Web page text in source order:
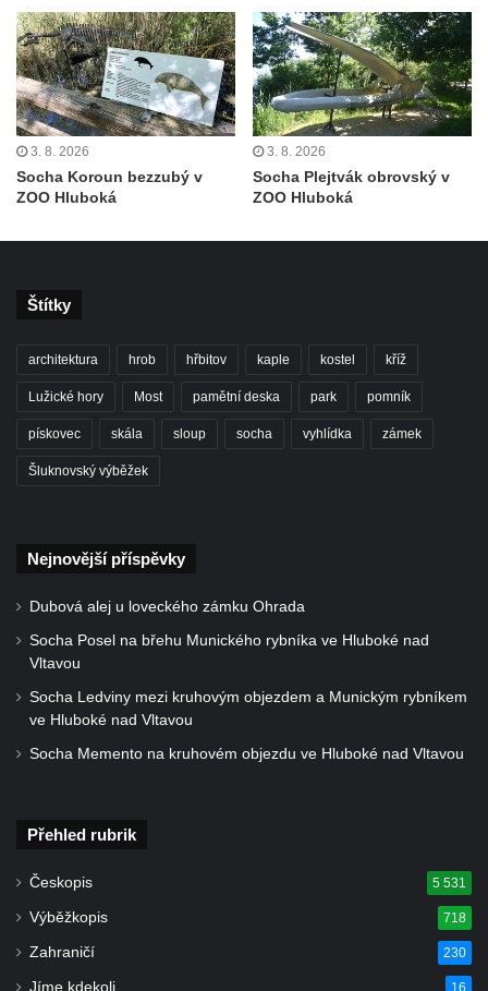
Pamětní deska Johanna Neumanna
severně od Tokáně
Obrázek svatého Huberta na buku svatého
Huberta
Obrázek svatého Jakuba na skále u cesty
východně od Srbské Kamenice
čp. 37 v Račicích
Sochy Ptáci v Tierpark Chemnitz
Socha Skupina jeřábů v Tierpark Chemnitz
Socha Panter v ZOO Leipzig
Socha Marabu v ZOO Leipzig
Busta Karla Maxe Schneidera v ZOO
Leipzig
Socha Iásón v ZOO Leipzig
v ZOO Dresden
3. 8. 2026
Socha Koroun bezzubý v
ZOO Hluboká
3. 8. 2026
Socha Plejtvák obrovský v
ZOO Hluboká
Štítky
architektura hrob hřbitov kaple kostel kříž
Lužické hory Most pamětní deska park pomník
pískovec skála sloup socha vyhlídka zámek
Šluknovský výběžek
Nejnovější příspěvky
Dubová alej u loveckého zámku Ohrada
Socha Posel na břehu Munického rybníka ve Hluboké nad
Vltavou
Socha Ledviny mezi kruhovým objezdem a Munickým rybníkem
ve Hluboké nad Vltavou
Socha Memento na kruhovém objezdu ve Hluboké nad Vltavou
Přehled rubrik
Českopis 5 531
Výběžkopis 718
Zahraničí 230
Jíme kdekoli 16